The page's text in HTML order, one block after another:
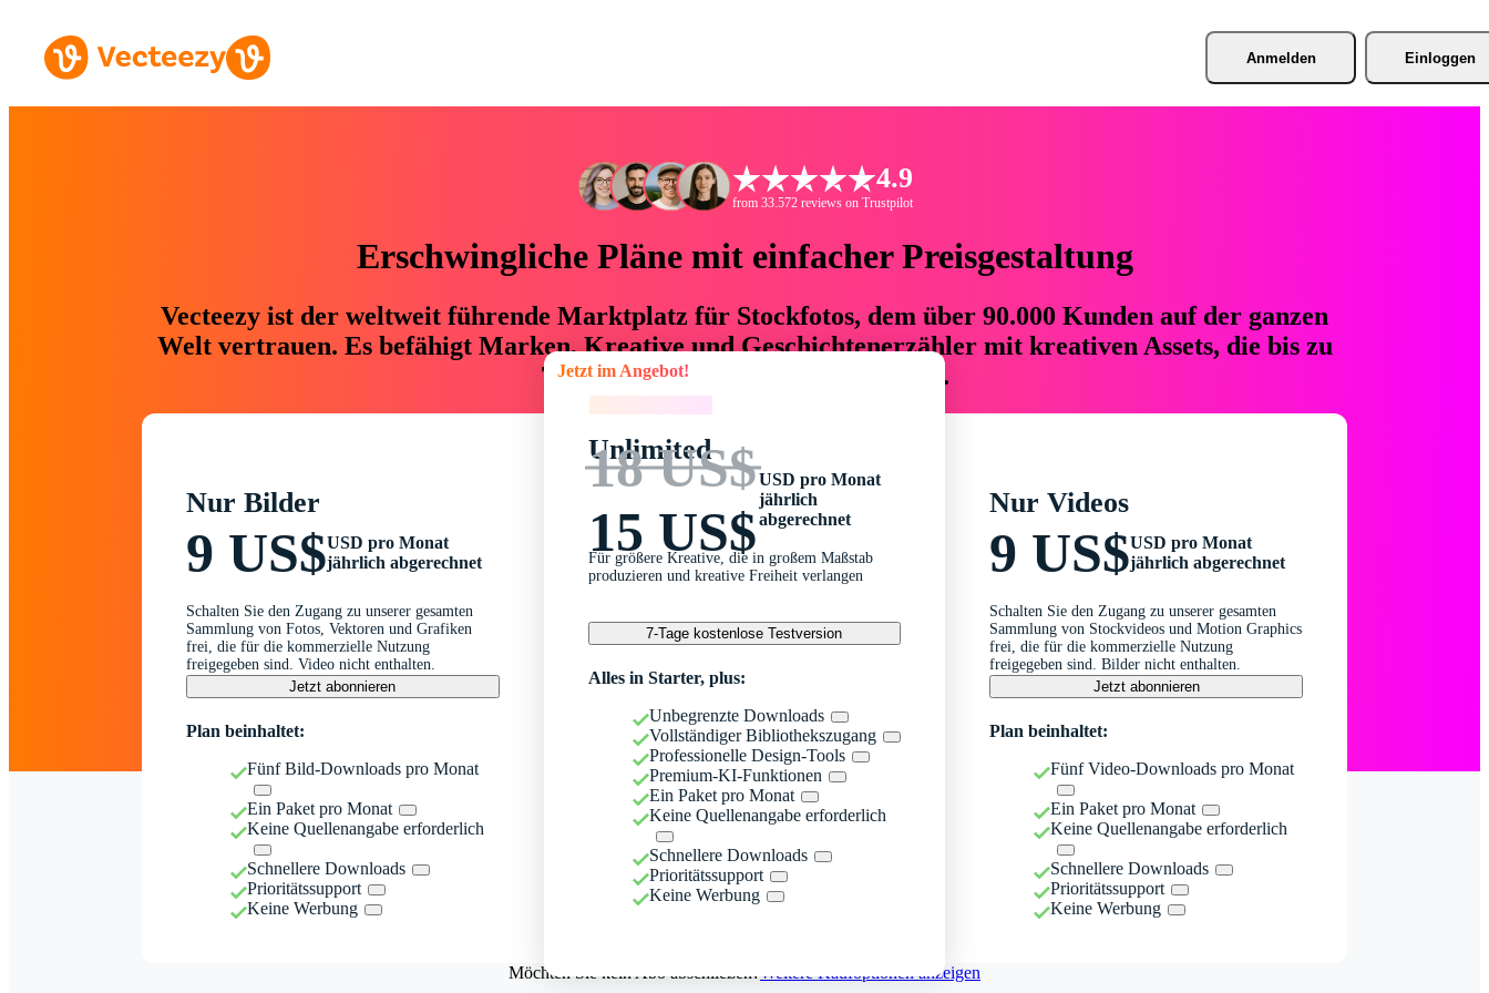
Anmelden Einloggen
4.9
from 33.572 reviews on Trustpilot
Erschwingliche Pläne mit einfacher Preisgestaltung
Vecteezy ist der weltweit führende Marktplatz für Stockfotos, dem über 90.000 Kunden auf der ganzen
Welt vertrauen. Es befähigt Marken, Kreative und Geschichtenerzähler mit kreativen Assets, die bis zu
76 % an Zeit und Budget einsparen.
Nur Bilder
9 US$USD pro Monat
jährlich abgerechnet
Schalten Sie den Zugang zu unserer gesamten
Sammlung von Fotos, Vektoren und Grafiken
frei, die für die kommerzielle Nutzung
freigegeben sind. Video nicht enthalten.
Jetzt abonnieren
Plan beinhaltet:
Fünf Bild-Downloads pro Monat
Ein Paket pro Monat
Keine Quellenangabe erforderlich
Schnellere Downloads
Prioritätssupport
Keine Werbung
Jetzt im Angebot!
Unlimited
18 US$
15 US$
USD pro Monat
jährlich
abgerechnet
Für größere Kreative, die in großem Maßstab
produzieren und kreative Freiheit verlangen
7-Tage kostenlose Testversion
Alles in Starter, plus:
Unbegrenzte Downloads
Vollständiger Bibliothekszugang
Professionelle Design-Tools
Premium-KI-Funktionen
Ein Paket pro Monat
Keine Quellenangabe erforderlich
Schnellere Downloads
Prioritätssupport
Keine Werbung
Nur Videos
9 US$USD pro Monat
jährlich abgerechnet
Schalten Sie den Zugang zu unserer gesamten
Sammlung von Stockvideos und Motion Graphics
frei, die für die kommerzielle Nutzung
freigegeben sind. Bilder nicht enthalten.
Jetzt abonnieren
Plan beinhaltet:
Fünf Video-Downloads pro Monat
Ein Paket pro Monat
Keine Quellenangabe erforderlich
Schnellere Downloads
Prioritätssupport
Keine Werbung
Möchten Sie kein Abo abschließen?Weitere Kaufoptionen anzeigen